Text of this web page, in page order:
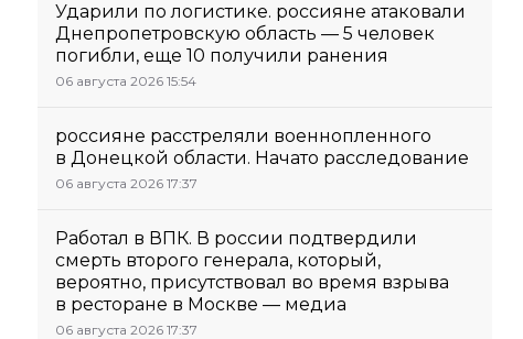
Ударили по логистике. россияне атаковали
Днепропетровскую область — 5 человек
погибли, еще 10 получили ранения
06 августа 2026 15:54
россияне расстреляли военнопленного
в Донецкой области. Начато расследование
06 августа 2026 17:37
Работал в ВПК. В россии подтвердили
смерть второго генерала, который,
вероятно, присутствовал во время взрыва
в ресторане в Москве — медиа
06 августа 2026 17:37